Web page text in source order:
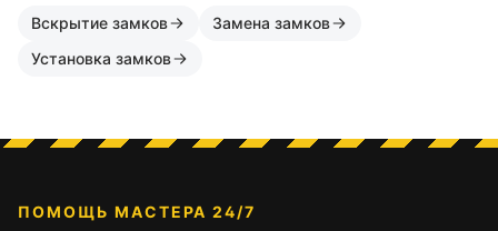
Вскрытие замков
Замена замков
Установка замков
ПОМОЩЬ МАСТЕРА 24/7